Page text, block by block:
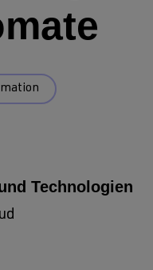
Technologien